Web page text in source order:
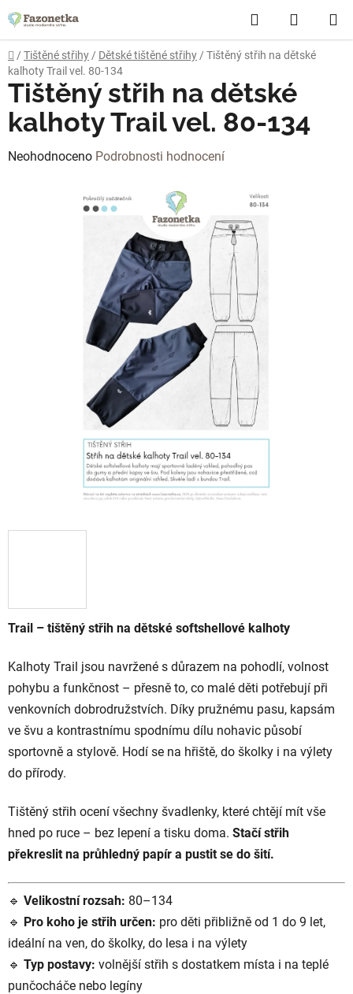
na
obsah
Hledat
KOŠÍK
Domů
/ Tištěné střihy / Dětské tištěné střihy / Tištěný střih na dětské
kalhoty Trail vel. 80-134
Trail – tištěný střih na dětské softshellové kalhoty
Kalhoty Trail jsou navržené s důrazem na pohodlí, volnost
pohybu a funkčnost – přesně to, co malé děti potřebují při
venkovních dobrodružstvích. Díky pružnému pasu, kapsám
ve švu a kontrastnímu spodnímu dílu nohavic působí
sportovně a stylově. Hodí se na hřiště, do školky i na výlety
do přírody.
Tištěný střih ocení všechny švadlenky, které chtějí mít vše
hned po ruce – bez lepení a tisku doma. Stačí střih
překreslit na průhledný papír a pustit se do šití.
🔹 Velikostní rozsah: 80–134
🔹 Pro koho je střih určen: pro děti přibližně od 1 do 9 let,
ideální na ven, do školky, do lesa i na výlety
🔹 Typ postavy: volnější střih s dostatkem místa i na teplé
punčocháče nebo legíny
Tištěný střih na dětské
kalhoty Trail vel. 80-134
Průměrné
Neohodnoceno Podrobnosti hodnocení